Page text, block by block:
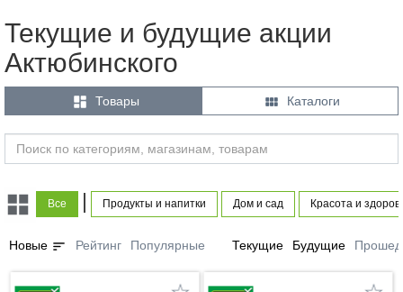
Текущие и будущие акции
Актюбинского
 Товары  Каталоги
Все Продукты и напитки Дом и сад Красота и
Новые sort Рейтинг Популярные Текущие Будущие